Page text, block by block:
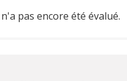
pas encore été évalué.